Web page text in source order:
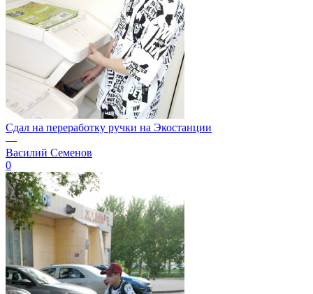
Сдал на переработку ручки на Экостанции
—
Василий Семенов
0